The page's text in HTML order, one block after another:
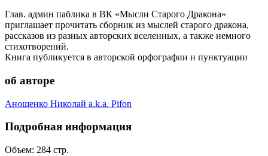
Глав. админ паблика в ВК «Мысли Старого Дракона»
приглашает прочитать сборник из мыслей старого дракона,
рассказов из разных авторских вселенных, а также немного
стихотворений.
Книга публикуется в авторской орфографии и пунктуации
об авторе
Анощенко Николай a.k.a. Pifon
Подробная информация
Объем: 284 стр.